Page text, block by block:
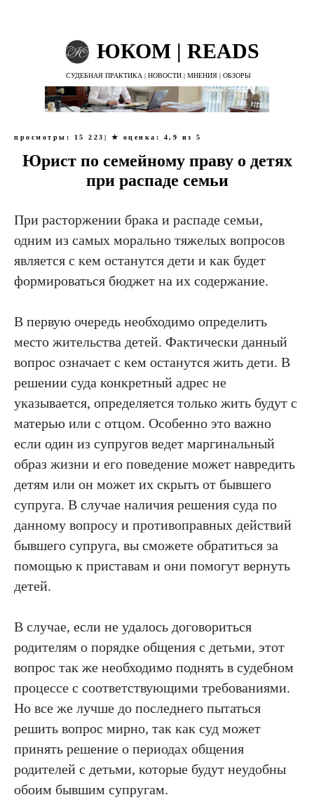
ЮКОМ | READS
СУДЕБНАЯ ПРАКТИКА | НОВОСТИ | МНЕНИЯ | ОБЗОРЫ
просмотры: 15 223| ★ оценка: 4,9 из 5
Юрист по семейному праву о детях
при распаде семьи
При расторжении брака и распаде семьи,
одним из самых морально тяжелых вопросов
является с кем останутся дети и как будет
формироваться бюджет на их содержание.
В первую очередь необходимо определить
место жительства детей. Фактически данный
вопрос означает с кем останутся жить дети. В
решении суда конкретный адрес не
указывается, определяется только жить будут с
матерью или с отцом. Особенно это важно
если один из супругов ведет маргинальный
образ жизни и его поведение может навредить
детям или он может их скрыть от бывшего
супруга. В случае наличия решения суда по
данному вопросу и противоправных действий
бывшего супруга, вы сможете обратиться за
помощью к приставам и они помогут вернуть
детей.
В случае, если не удалось договориться
родителям о порядке общения с детьми, этот
вопрос так же необходимо поднять в судебном
процессе с соответствующими требованиями.
Но все же лучше до последнего пытаться
решить вопрос мирно, так как суд может
принять решение о периодах общения
родителей с детьми, которые будут неудобны
обоим бывшим супругам.